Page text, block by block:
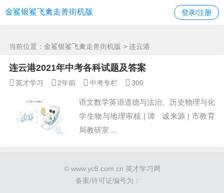
金鲨银鲨飞禽走兽街机版
登录/注册
当前位置： 金鲨银鲨飞禽走兽街机版 > 连云港
连云港2021年中考各科试题及答案
英才学习 2年前 中考专栏 300
语文数学英语道德与法治、历史物理与化
学生物与地理审核 | 谭 诚来源 | 市教育
局教研室 ...
© www.yc8.com.cn 英才学习网
备案/许可证编号为：